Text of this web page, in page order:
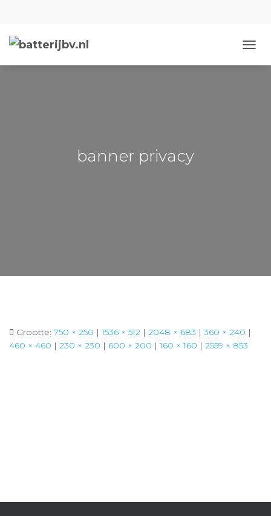
banner privacy
Grootte: 750 × 250 | 1536 × 512 | 2048 × 683 | 360 × 240 |
460 × 460 | 230 × 230 | 600 × 200 | 160 × 160 | 2559 × 853